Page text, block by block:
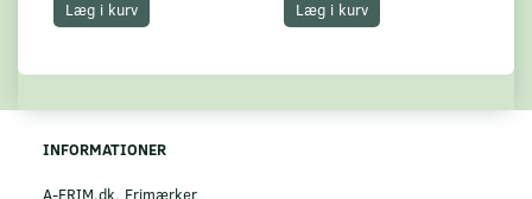
Læg i kurv Læg i kurv
INFORMATIONER
A-FRIM.dk, Frimærker